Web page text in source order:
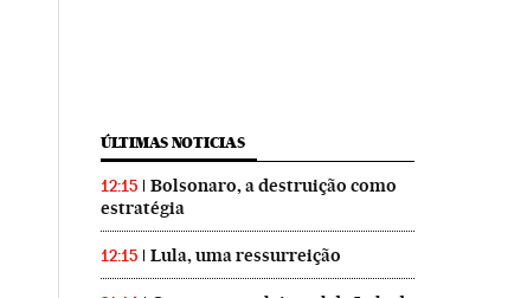
ÚLTIMAS NOTICIAS
12:15
Bolsonaro, a destruição como
estratégia
12:15 Lula, uma ressurreição